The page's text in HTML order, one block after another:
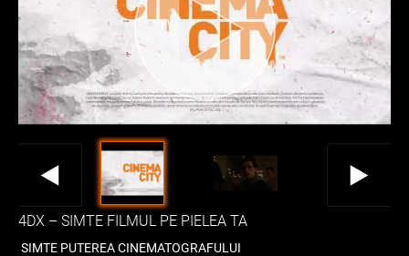
4DX – SIMTE FILMUL PE PIELEA TA
SIMTE PUTEREA CINEMATOGRAFULUI